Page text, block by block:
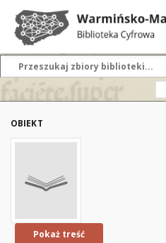
OBIEKT
Pokaż treść